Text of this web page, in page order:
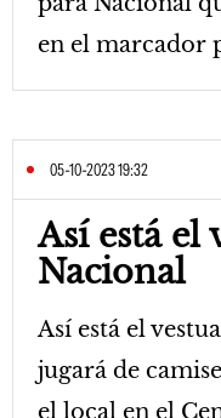
en el marcador
05-10-2023 19:32
Así está el
Nacional
Así está el
jugará de
el local en el